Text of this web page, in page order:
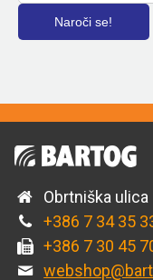
Obrtniška
+386 7 34 35
+386 7 30 45